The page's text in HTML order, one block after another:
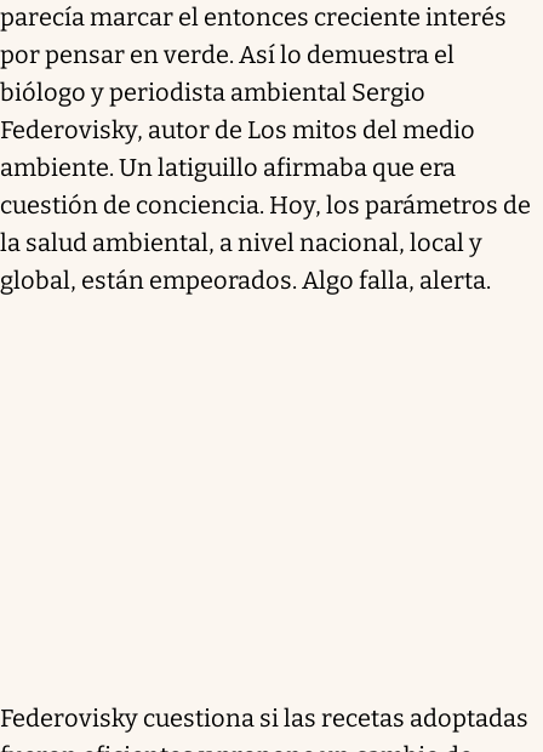
parecía marcar el entonces creciente interés
por pensar en verde. Así lo demuestra el
biólogo y periodista ambiental Sergio
Federovisky, autor de Los mitos del medio
ambiente. Un latiguillo afirmaba que era
cuestión de conciencia. Hoy, los parámetros de
la salud ambiental, a nivel nacional, local y
global, están empeorados. Algo falla, alerta.
Federovisky cuestiona si las recetas adoptadas